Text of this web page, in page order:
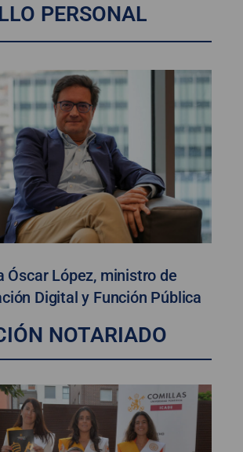
PERSONAL
Óscar López, ministro de
Digital y Función Pública
NOTARIADO